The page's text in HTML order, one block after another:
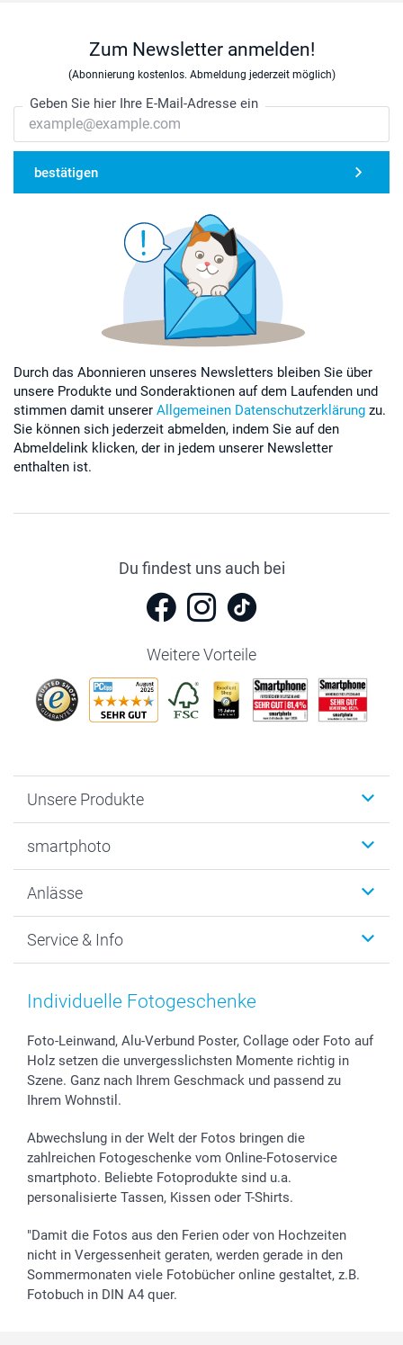
Zum Newsletter anmelden!
(Abonnierung kostenlos. Abmeldung jederzeit möglich)
Geben Sie hier Ihre E-Mail-Adresse ein
bestätigen
Durch das Abonnieren unseres Newsletters bleiben Sie über
unsere Produkte und Sonderaktionen auf dem Laufenden und
stimmen damit unserer Allgemeinen Datenschutzerklärung zu.
Sie können sich jederzeit abmelden, indem Sie auf den
Abmeldelink klicken, der in jedem unserer Newsletter
enthalten ist.
Du findest uns auch bei
Weitere Vorteile
Unsere Produkte
Fotogeschenke
MyNameBook
Fotoabzüge, Fotos als Buch & Poster
Zubehör & Material
Sticker & Etiketten
Geschenk-Gutscheine (PDF)
smartphoto
Warum smartphoto
Datenschutz
AGB
Presse
Partnerprogramme
Investor Relations
Widerrufsrecht
Anlässe
Neujahr
Muttertag
Kommunion & Konfirmation
Hochzeit
Geburtstag
Zu allen Anlässen
Service & Info
Anmelden /Registrieren
Lieferfristen
72h Lieferung
Zahlungsmöglichkeiten
Status der Bestellung
smartfriends
smartgarantie
smartbonus
Individuelle Fotogeschenke
Foto-Leinwand, Alu-Verbund Poster, Collage oder Foto auf
Holz setzen die unvergesslichsten Momente richtig in
Szene. Ganz nach Ihrem Geschmack und passend zu
Ihrem Wohnstil.
Abwechslung in der Welt der Fotos bringen die
zahlreichen Fotogeschenke vom Online-Fotoservice
smartphoto. Beliebte Fotoprodukte sind u.a.
personalisierte Tassen, Kissen oder T-Shirts.
"Damit die Fotos aus den Ferien oder von Hochzeiten
nicht in Vergessenheit geraten, werden gerade in den
Sommermonaten viele Fotobücher online gestaltet, z.B.
Fotobuch in DIN A4 quer.